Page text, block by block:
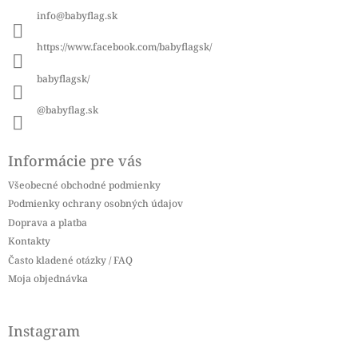
info@babyflag.sk
https://www.facebook.com/babyflagsk/
babyflagsk/
@babyflag.sk
Informácie pre vás
Všeobecné obchodné podmienky
Podmienky ochrany osobných údajov
Doprava a platba
Kontakty
Často kladené otázky / FAQ
Moja objednávka
Instagram